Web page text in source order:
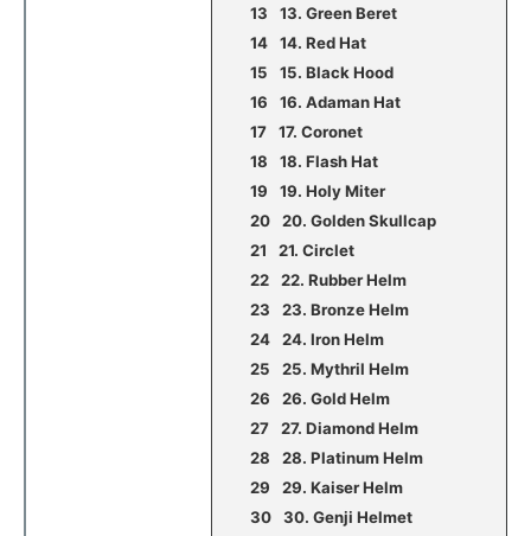
13. Green Beret
14. Red Hat
15. Black Hood
16. Adaman Hat
17. Coronet
18. Flash Hat
19. Holy Miter
20. Golden Skullcap
21. Circlet
22. Rubber Helm
23. Bronze Helm
24. Iron Helm
25. Mythril Helm
26. Gold Helm
27. Diamond Helm
28. Platinum Helm
29. Kaiser Helm
30. Genji Helmet